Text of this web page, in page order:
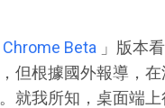
Chrome Beta 」版本
但根據國外報導，
就我所知，桌面端